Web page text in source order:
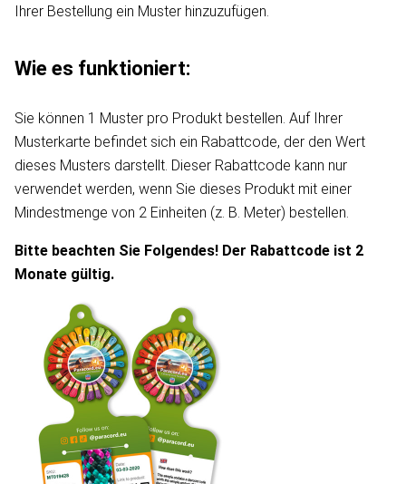
Ihrer Bestellung ein Muster hinzuzufügen.
Wie es funktioniert:
Sie können 1 Muster pro Produkt bestellen. Auf Ihrer
Musterkarte befindet sich ein Rabattcode, der den Wert
dieses Musters darstellt. Dieser Rabattcode kann nur
verwendet werden, wenn Sie dieses Produkt mit einer
Mindestmenge von 2 Einheiten (z. B. Meter) bestellen.
Bitte beachten Sie Folgendes! Der Rabattcode ist 2
Monate gültig.